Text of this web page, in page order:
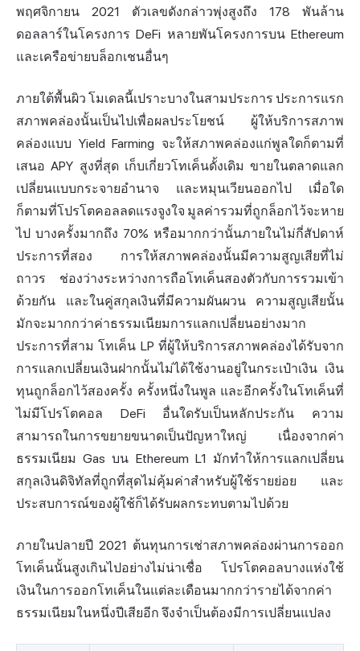
พฤศจิกายน 2021 ตัวเลขดังกล่าวพุ่งสูงถึง 178 พันล้าน
ดอลลาร์ในโครงการ DeFi หลายพันโครงการบน Ethereum
และเครือข่ายบล็อกเชนอื่นๆ
ภายใต้พื้นผิว โมเดลนี้เปราะบางในสามประการ ประการแรก
สภาพคล่องนั้นเป็นไปเพื่อผลประโยชน์ ผู้ให้บริการสภาพ
คล่องแบบ Yield Farming จะให้สภาพคล่องแก่พูลใดก็ตามที่
เสนอ APY สูงที่สุด เก็บเกี่ยวโทเค็นดั้งเดิม ขายในตลาดแลก
เปลี่ยนแบบกระจายอำนาจ และหมุนเวียนออกไป เมื่อใด
ก็ตามที่โปรโตคอลลดแรงจูงใจ มูลค่ารวมที่ถูกล็อกไว้จะหาย
ไป บางครั้งมากถึง 70% หรือมากกว่านั้นภายในไม่กี่สัปดาห์
ประการที่สอง การให้สภาพคล่องนั้นมีความสูญเสียที่ไม่
ถาวร ช่องว่างระหว่างการถือโทเค็นสองตัวกับการรวมเข้า
ด้วยกัน และในคู่สกุลเงินที่มีความผันผวน ความสูญเสียนั้น
มักจะมากกว่าค่าธรรมเนียมการแลกเปลี่ยนอย่างมาก
ประการที่สาม โทเค็น LP ที่ผู้ให้บริการสภาพคล่องได้รับจาก
การแลกเปลี่ยนเงินฝากนั้นไม่ได้ใช้งานอยู่ในกระเป๋าเงิน เงิน
ทุนถูกล็อกไว้สองครั้ง ครั้งหนึ่งในพูล และอีกครั้งในโทเค็นที่
ไม่มีโปรโตคอล DeFi อื่นใดรับเป็นหลักประกัน ความ
สามารถในการขยายขนาดเป็นปัญหาใหญ่ เนื่องจากค่า
ธรรมเนียม Gas บน Ethereum L1 มักทำให้การแลกเปลี่ยน
สกุลเงินดิจิทัลที่ถูกที่สุดไม่คุ้มค่าสำหรับผู้ใช้รายย่อย และ
ประสบการณ์ของผู้ใช้ก็ได้รับผลกระทบตามไปด้วย
ภายในปลายปี 2021 ต้นทุนการเช่าสภาพคล่องผ่านการออก
โทเค็นนั้นสูงเกินไปอย่างไม่น่าเชื่อ โปรโตคอลบางแห่งใช้
เงินในการออกโทเค็นในแต่ละเดือนมากกว่ารายได้จากค่า
ธรรมเนียมในหนึ่งปีเสียอีก จึงจำเป็นต้องมีการเปลี่ยนแปลง